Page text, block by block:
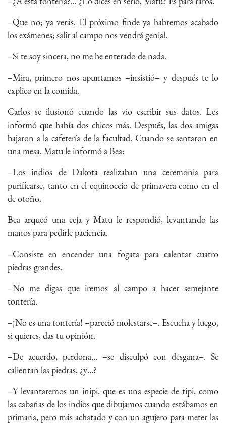
–Que no; ya verás. El próximo finde ya habremos acabado
los exámenes; salir al campo nos vendrá genial.
–Si te soy sincera, no me he enterado de nada.
–Mira, primero nos apuntamos –insistió– y después te lo
explico en la comida.
Carlos se ilusionó cuando las vio escribir sus datos. Les
informó que había dos chicos más. Después, las dos amigas
bajaron a la cafetería de la facultad. Cuando se sentaron en
una mesa, Matu le informó a Bea:
–Los indios de Dakota realizaban una ceremonia para
purificarse, tanto en el equinoccio de primavera como en el
de otoño.
Bea arqueó una ceja y Matu le respondió, levantando las
manos para pedirle paciencia.
–Consiste en encender una fogata para calentar cuatro
piedras grandes.
–No me digas que iremos al campo a hacer semejante
tontería.
–¡No es una tontería! –pareció molestarse–. Escucha y luego,
si quieres, das tu opinión.
–De acuerdo, perdona… –se disculpó con desgana–. Se
calientan las piedras, ¿y…?
–Y levantaremos un inipi, que es una especie de tipi, como
las cabañas de los indios que dibujamos cuando estábamos en
primaria, pero más achatado y con un agujero para meter las